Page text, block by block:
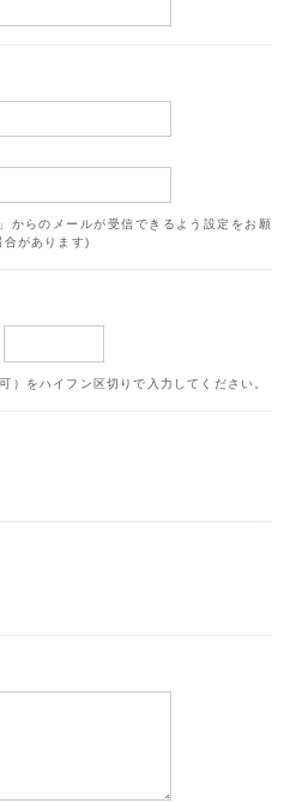
らのメールが受信できるよう設定をお願
合があります)
）をハイフン区切りで入力してください。